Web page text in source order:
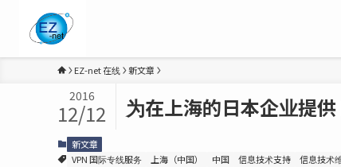
EZ-net 在线 新文章
为在上海的日本企业提
2016
12/12
新文章
VPN 国际专线服务
上海（中国） 中国 信息技术支持 信息技术